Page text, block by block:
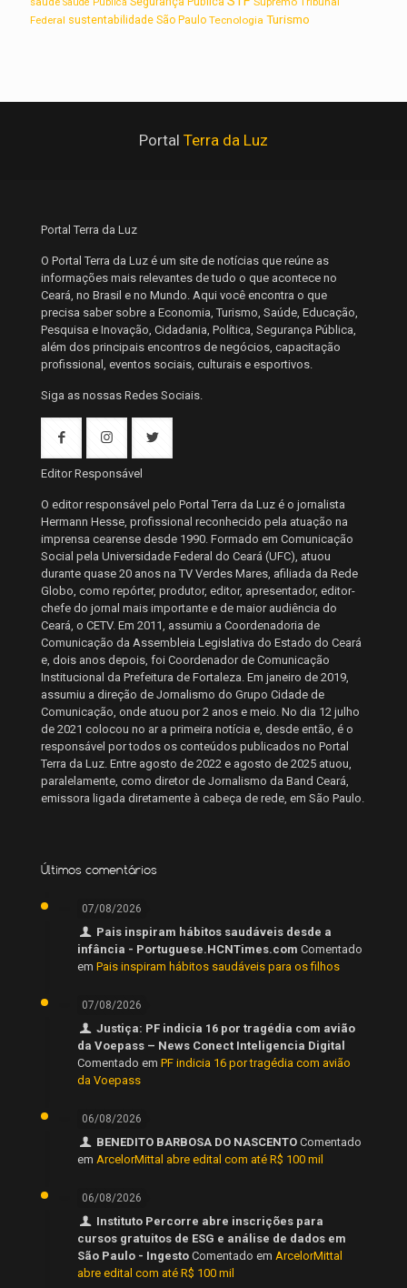
Federal sustentabilidade São Paulo Tecnologia Turismo
Portal Terra da Luz
Portal Terra da Luz
O Portal Terra da Luz é um site de notícias que reúne as
informações mais relevantes de tudo o que acontece no
Ceará, no Brasil e no Mundo. Aqui você encontra o que
precisa saber sobre a Economia, Turismo, Saúde, Educação,
Pesquisa e Inovação, Cidadania, Política, Segurança Pública,
além dos principais encontros de negócios, capacitação
profissional, eventos sociais, culturais e esportivos.
Siga as nossas Redes Sociais.
Editor Responsável
O editor responsável pelo Portal Terra da Luz é o jornalista
Hermann Hesse, profissional reconhecido pela atuação na
imprensa cearense desde 1990. Formado em Comunicação
Social pela Universidade Federal do Ceará (UFC), atuou
durante quase 20 anos na TV Verdes Mares, afiliada da Rede
Globo, como repórter, produtor, editor, apresentador, editor-
chefe do jornal mais importante e de maior audiência do
Ceará, o CETV. Em 2011, assumiu a Coordenadoria de
Comunicação da Assembleia Legislativa do Estado do Ceará
e, dois anos depois, foi Coordenador de Comunicação
Institucional da Prefeitura de Fortaleza. Em janeiro de 2019,
assumiu a direção de Jornalismo do Grupo Cidade de
Comunicação, onde atuou por 2 anos e meio. No dia 12 julho
de 2021 colocou no ar a primeira notícia e, desde então, é o
responsável por todos os conteúdos publicados no Portal
Terra da Luz. Entre agosto de 2022 e agosto de 2025 atuou,
paralelamente, como diretor de Jornalismo da Band Ceará,
emissora ligada diretamente à cabeça de rede, em São Paulo.
Últimos comentários
07/08/2026
Pais inspiram hábitos saudáveis desde a
infância - Portuguese.HCNTimes.com Comentado
em Pais inspiram hábitos saudáveis para os filhos
07/08/2026
Justiça: PF indicia 16 por tragédia com avião
da Voepass – News Conect Inteligencia Digital
Comentado em PF indicia 16 por tragédia com avião
da Voepass
06/08/2026
BENEDITO BARBOSA DO NASCENTO Comentado
em ArcelorMittal abre edital com até R$ 100 mil
06/08/2026
Instituto Percorre abre inscrições para
cursos gratuitos de ESG e análise de dados em
São Paulo - Ingesto Comentado em ArcelorMittal
abre edital com até R$ 100 mil